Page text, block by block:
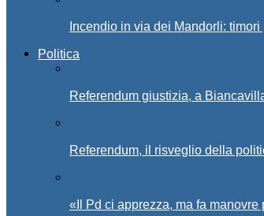
Incendio in via dei Mandorli:
Politica
Referendum giustizia, a
Referendum, il risveglio della
«Il Pd ci apprezza, ma fa